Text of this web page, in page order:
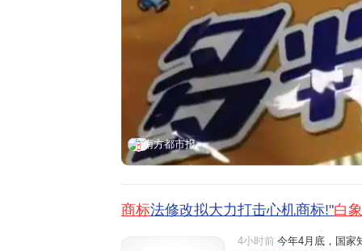
南方都市报
商标法修改拟大力打击心机商标!"白
4小时前 今年4月底，国家